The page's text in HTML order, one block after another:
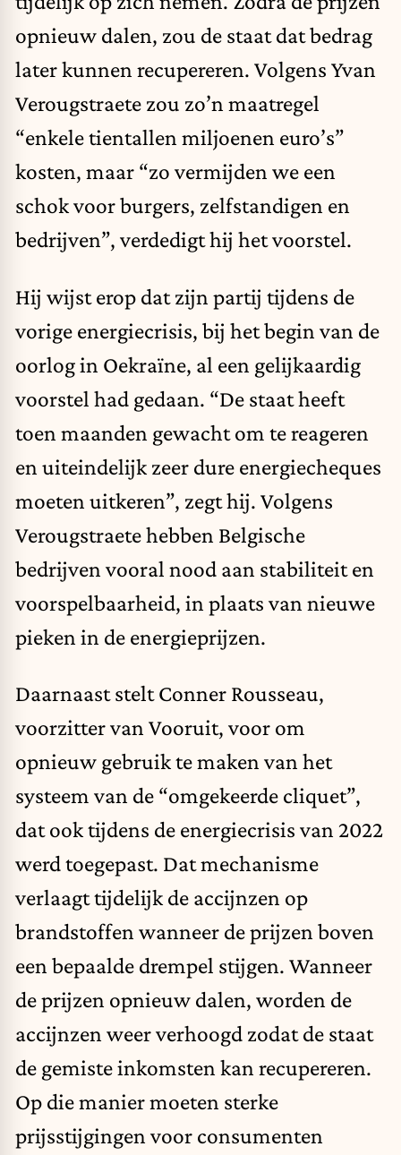
opnieuw dalen, zou de staat dat bedrag
later kunnen recupereren. Volgens Yvan
Verougstraete zou zo’n maatregel
“enkele tientallen miljoenen euro’s”
kosten, maar “zo vermijden we een
schok voor burgers, zelfstandigen en
bedrijven”, verdedigt hij het voorstel.
Hij wijst erop dat zijn partij tijdens de
vorige energiecrisis, bij het begin van de
oorlog in Oekraïne, al een gelijkaardig
voorstel had gedaan. “De staat heeft
toen maanden gewacht om te reageren
en uiteindelijk zeer dure energiecheques
moeten uitkeren”, zegt hij. Volgens
Verougstraete hebben Belgische
bedrijven vooral nood aan stabiliteit en
voorspelbaarheid, in plaats van nieuwe
pieken in de energieprijzen.
Daarnaast stelt Conner Rousseau,
voorzitter van Vooruit, voor om
opnieuw gebruik te maken van het
systeem van de “omgekeerde cliquet”,
dat ook tijdens de energiecrisis van 2022
werd toegepast. Dat mechanisme
verlaagt tijdelijk de accijnzen op
brandstoffen wanneer de prijzen boven
een bepaalde drempel stijgen. Wanneer
de prijzen opnieuw dalen, worden de
accijnzen weer verhoogd zodat de staat
de gemiste inkomsten kan recupereren.
Op die manier moeten sterke
prijsstijgingen voor consumenten